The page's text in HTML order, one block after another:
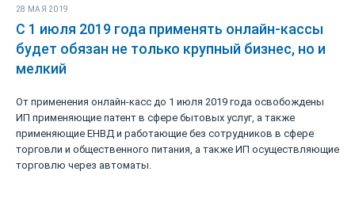
28 МАЯ 2019
С 1 июля 2019 года применять онлайн-кассы
будет обязан не только крупный бизнес, но и
мелкий
От применения онлайн-касс до 1 июля 2019 года освобождены
ИП применяющие патент в сфере бытовых услуг, а также
применяющие ЕНВД и работающие без сотрудников в сфере
торговли и общественного питания, а также ИП осуществляющие
торговлю через автоматы.